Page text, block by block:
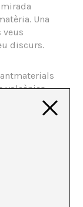
Una
veus
discurs.
volcànica
de treballar, o
amb un alt
amb
d’origen
i la llana
sustenten